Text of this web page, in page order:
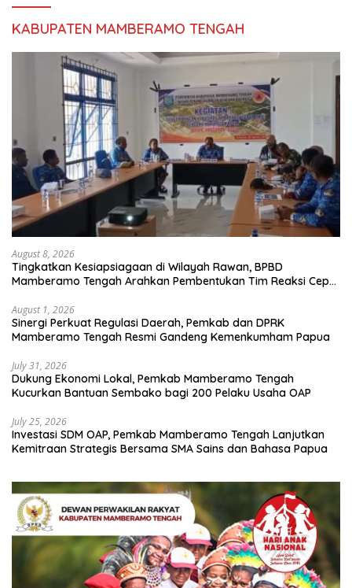
KABUPATEN MAMBERAMO TENGAH
August 8, 2026
Tingkatkan Kesiapsiagaan di Wilayah Rawan, BPBD
Mamberamo Tengah Arahkan Pembentukan Tim Reaksi Cepat
August 1, 2026
Sinergi Perkuat Regulasi Daerah, Pemkab dan DPRK
Mamberamo Tengah Resmi Gandeng Kemenkumham Papua
July 31, 2026
Dukung Ekonomi Lokal, Pemkab Mamberamo Tengah
Kucurkan Bantuan Sembako bagi 200 Pelaku Usaha OAP
July 25, 2026
Investasi SDM OAP, Pemkab Mamberamo Tengah Lanjutkan
Kemitraan Strategis Bersama SMA Sains dan Bahasa Papua